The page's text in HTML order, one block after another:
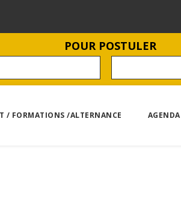
POUR POSTULER
/ FORMATIONS /ALTERNANCE AGENDA